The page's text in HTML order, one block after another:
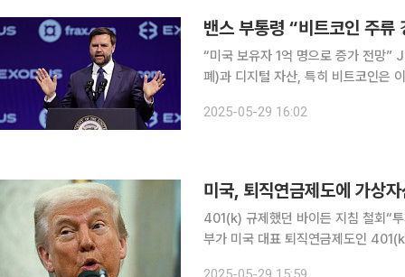
밴스 부통령 “비트코인 주
“미국 보유자 1억 명으로 증가 전망” J.D. 밴스 미국 부통령이 28일(현지시간) “가상자산(암호화
폐)과 디지털 자산, 특히 비트코인은
라스베이거스에서 열린 ‘비트코인
2025-05-29 16:02
미국, 퇴직연금제도에 가상
401(k) 규제했던 바이든 지침 철회“
부가 미국 대표 퇴직연금제도인 401(k)에 가상자